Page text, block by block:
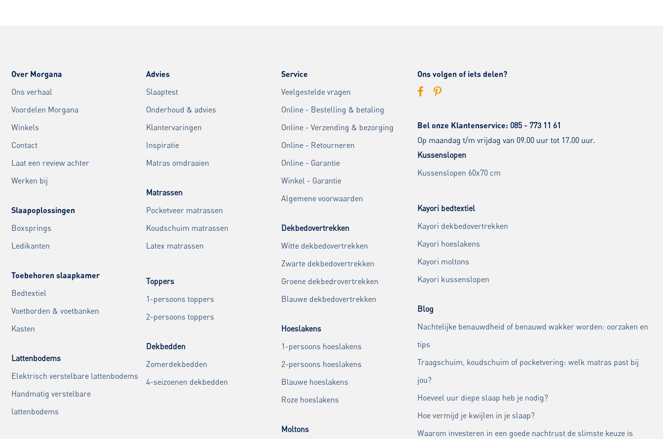
Over Morgana
Ons verhaal
Voordelen Morgana
Winkels
Contact
Laat een review achter
Werken bij
Slaapoplossingen
Boxsprings
Ledikanten
Toebehoren slaapkamer
Bedtextiel
Voetborden & voetbanken
Kasten
Lattenbodems
Elektrisch verstelbare lattenbodems
Handmatig verstelbare
lattenbodems
Advies
Slaaptest
Onderhoud & advies
Klantervaringen
Inspiratie
Matras omdraaien
Matrassen
Pocketveer matrassen
Koudschuim matrassen
Latex matrassen
Toppers
1-persoons toppers
2-persoons toppers
Dekbedden
Zomerdekbedden
4-seizoenen dekbedden
Service
Veelgestelde vragen
Online - Bestelling & betaling
Online - Verzending & bezorging
Online - Retourneren
Online - Garantie
Winkel - Garantie
Algemene voorwaarden
Dekbedovertrekken
Witte dekbedovertrekken
Zwarte dekbedovertrekken
Groene dekbedrovertrekken
Blauwe dekbedovertrekken
Hoeslakens
1-persoons hoeslakens
2-persoons hoeslakens
Blauwe hoeslakens
Roze hoeslakens
Moltons
Ons volgen of iets delen?
Bel onze Klantenservice: 085 - 773 11 61
Op maandag t/m vrijdag van 09.00 uur tot 17.00 uur.
Kussenslopen
Kussenslopen 60x70 cm
Kayori bedtextiel
Kayori dekbedovertrekken
Kayori hoeslakens
Kayori moltons
Kayori kussenslopen
Blog
Nachtelijke benauwdheid of benauwd wakker worden: oorzaken en
tips
Traagschuim, koudschuim of pocketvering: welk matras past bij
jou?
Hoeveel uur diepe slaap heb je nodig?
Hoe vermijd je kwijlen in je slaap?
Waarom investeren in een goede nachtrust de slimste keuze is